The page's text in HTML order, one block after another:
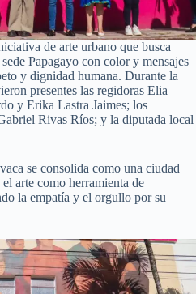
de arte urbano que busca
Papagayo con color y mensajes
y dignidad humana. Durante la
presentes las regidoras Elia
y Erika Lastra Jaimes; los
Rivas Ríos; y la diputada local
se consolida como una ciudad
arte como herramienta de
la empatía y el orgullo por su